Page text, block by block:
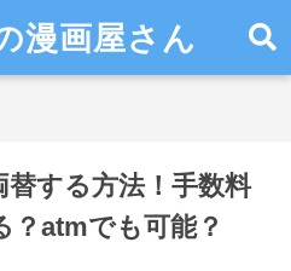
漫画屋さん
替する方法！手数料
？atmでも可能？